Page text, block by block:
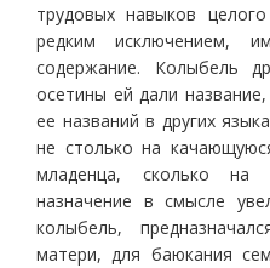
трудовых навыков
редким исключением,
содержание. Колыбель
осетины ей дали
ее названий в других
не столько на
младенца, сколько
назначение в смысле
колыбель,
матери, для баюкания